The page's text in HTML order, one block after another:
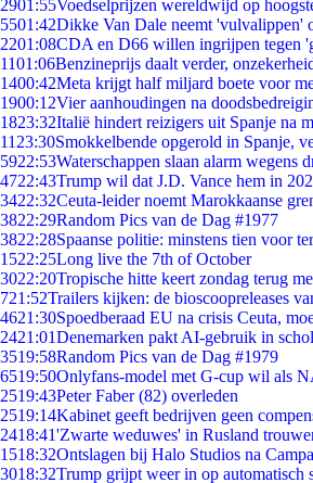
2901:55Voedselprijzen wereldwijd op
5501:42Dikke Van Dale neemt 'vulvalippen'
2201:08CDA en D66 willen ingrijpen tegen
1101:06Benzineprijs daalt verder,
1400:42Meta krijgt half miljard boete voor
1900:12Vier aanhoudingen na
1823:32Italië hindert reizigers uit Spanje na
11 23:30Smokkelbende opgerold in Spanje,
5922:53Waterschappen slaan alarm wegens
4722:43Trump wil dat J.D. Vance hem in
3422:32Ceuta-leider noemt Marokkaanse
3822:29Random Pics van de Dag #1977
3822:28Spaanse politie: minstens tien voor
1522:25Long live the 7th of October
3022:20Tropische hitte keert zondag terug
721:52Trailers kijken: de bioscoopreleases
4621:30Spoedberaad EU na crisis Ceuta,
2421:01Denemarken pakt AI-gebruik in
3519:58Random Pics van de Dag #1979
6519:50Onlyfans-model met G-cup wil als
2519:43Peter Faber (82) overleden
2519:14Kabinet geeft bedrijven geen
2418:41'Zwarte weduwes' in Rusland
1518:32Ontslagen bij Halo Studios na
3018:32Trump grijpt weer in op automatisch